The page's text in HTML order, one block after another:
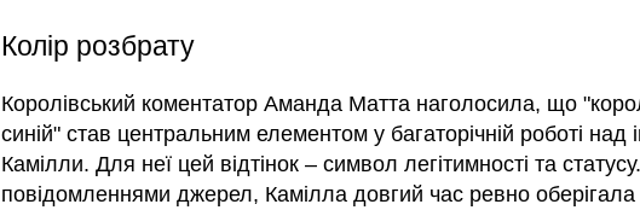
Колір розбрату
Королівський коментатор Аманда Матта наголосила, що
синій" став центральним елементом у багаторічній роботі над
Камілли. Для неї цей відтінок – символ легітимності та
повідомленнями джерел, Камілла довгий час ревно